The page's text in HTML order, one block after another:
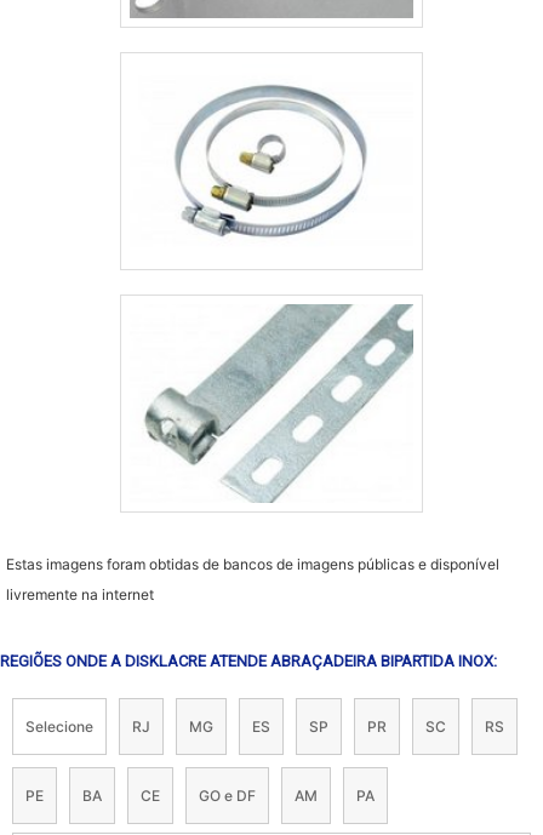
Estas imagens foram obtidas de bancos de imagens públicas e disponível
livremente na internet
REGIÕES ONDE A DISKLACRE ATENDE ABRAÇADEIRA BIPARTIDA INOX:
Selecione RJ MG ES SP PR SC RS
PE BA CE GO e DF AM PA